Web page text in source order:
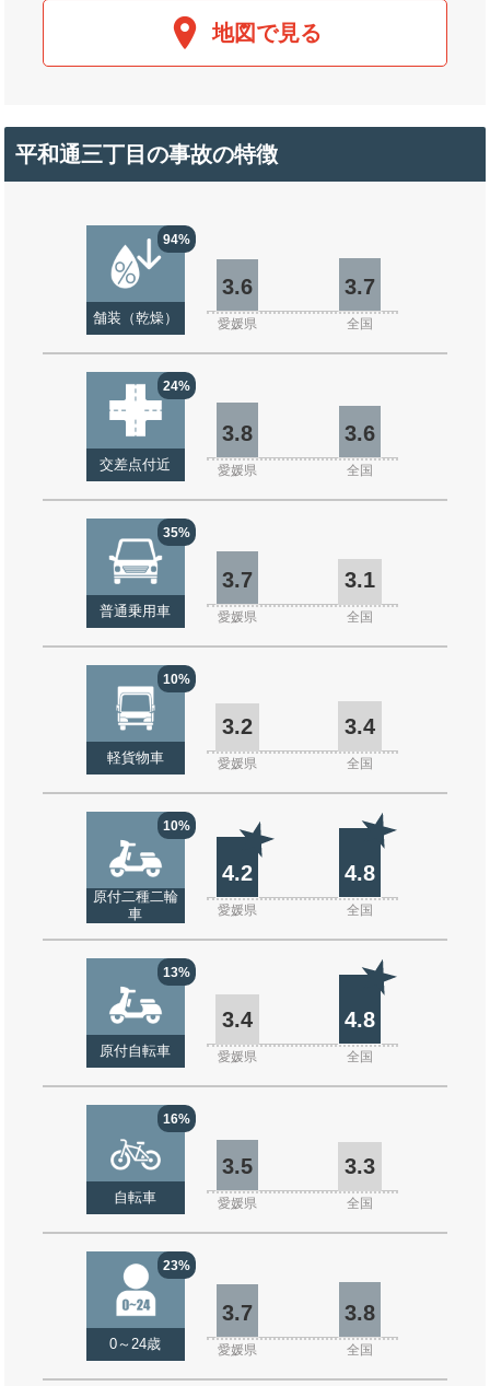
地図で見る
平和通三丁目の事故の特徴
94%
舗装（乾燥）
3.6 3.7
愛媛県 全国
24%
交差点付近
3.8 3.6
愛媛県 全国
35%
普通乗用車
3.7 3.1
愛媛県 全国
10%
軽貨物車
3.2 3.4
愛媛県 全国
10%
原付二種二輪
車
4.2 4.8
愛媛県 全国
13%
原付自転車
3.4 4.8
愛媛県 全国
16%
自転車
3.5 3.3
愛媛県 全国
23%
0～24歳
3.7 3.8
愛媛県 全国